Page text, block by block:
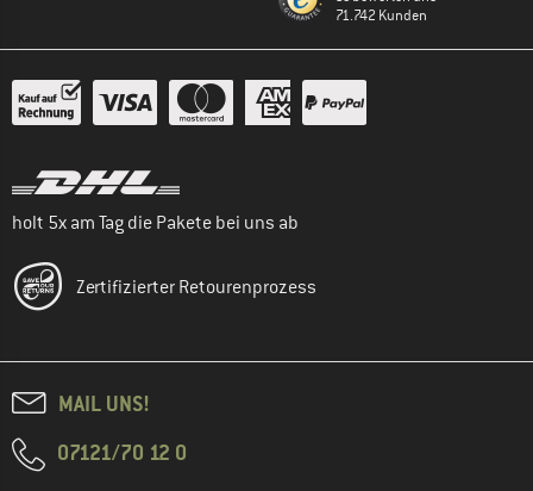
71.742 Kunden
holt 5x am Tag die Pakete bei uns ab
Zertifizierter Retourenprozess
MAIL UNS!
07121/70 12 0